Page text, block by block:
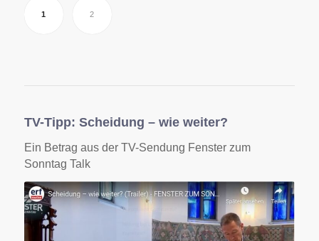
1 2
TV-Tipp: Scheidung – wie weiter?
Ein Betrag aus der TV-Sendung Fenster zum
Sonntag Talk